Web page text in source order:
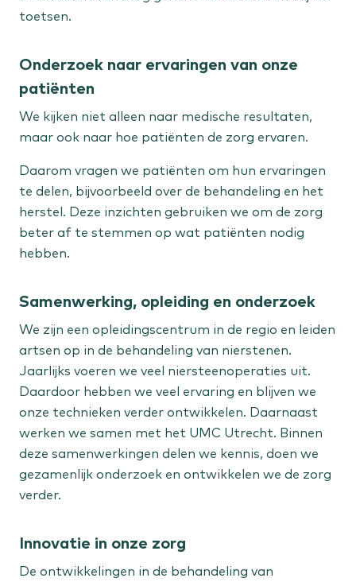
toetsen.
Onderzoek naar ervaringen van onze
patiënten
We kijken niet alleen naar medische resultaten,
maar ook naar hoe patiënten de zorg ervaren.
Daarom vragen we patiënten om hun ervaringen
te delen, bijvoorbeeld over de behandeling en het
herstel. Deze inzichten gebruiken we om de zorg
beter af te stemmen op wat patiënten nodig
hebben.
Samenwerking, opleiding en onderzoek
We zijn een opleidingscentrum in de regio en leiden
artsen op in de behandeling van nierstenen.
Jaarlijks voeren we veel niersteenoperaties uit.
Daardoor hebben we veel ervaring en blijven we
onze technieken verder ontwikkelen. Daarnaast
werken we samen met het UMC Utrecht. Binnen
deze samenwerkingen delen we kennis, doen we
gezamenlijk onderzoek en ontwikkelen we de zorg
verder.
Innovatie in onze zorg
De ontwikkelingen in de behandeling van